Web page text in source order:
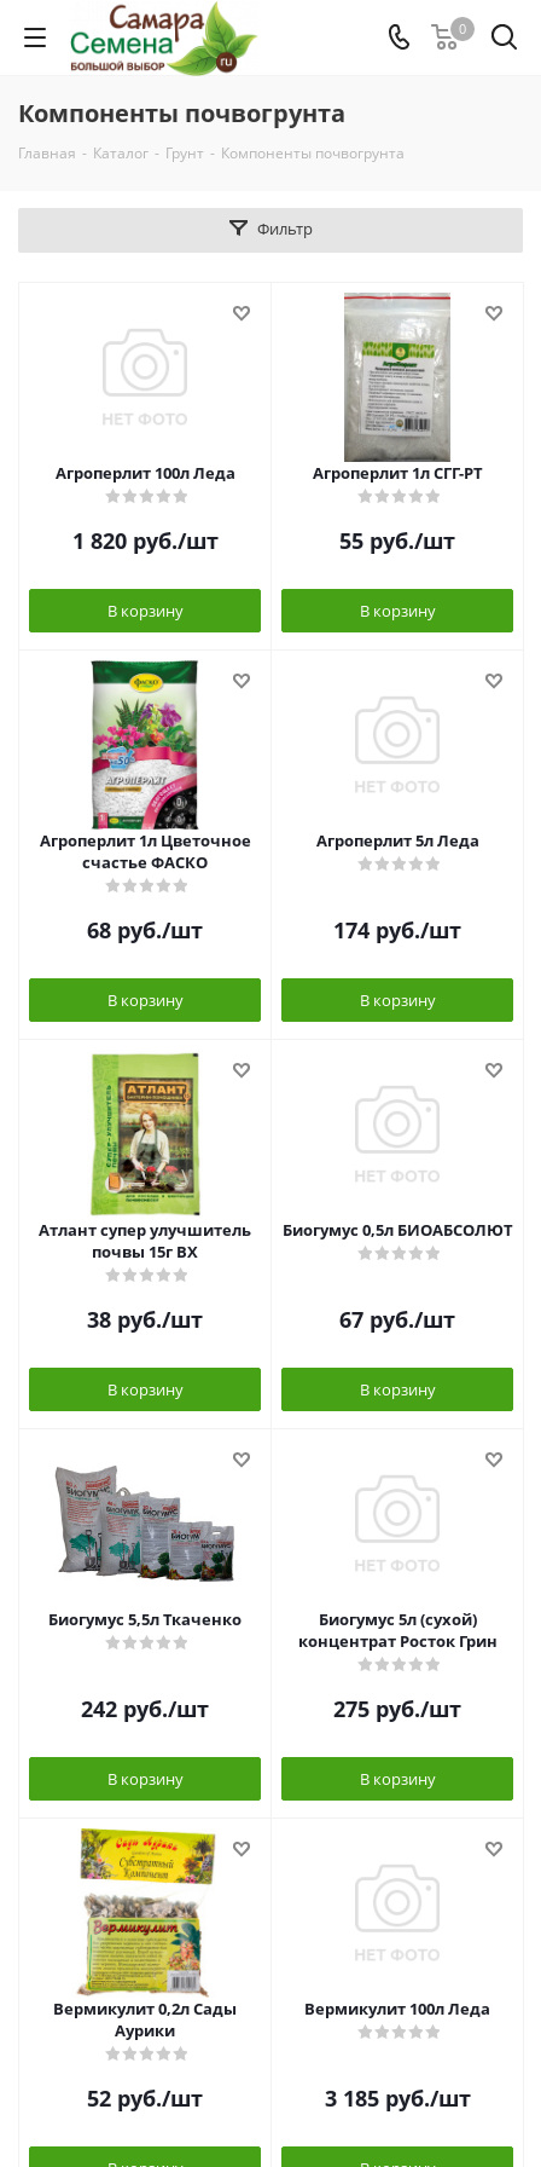
0
Компоненты почвогрунта
Главная - Каталог - Грунт - Компоненты почвогрунта
Фильтр
Агроперлит 100л Леда
1 820руб./шт
В корзину
Агроперлит 1л СГГ-РТ
55 руб./шт
В корзину
Агроперлит 1л Цветочное
счастье ФАСКО
68 руб./шт
В корзину
Агроперлит 5л Леда
174 руб./шт
В корзину
Атлант супер улучшитель
почвы 15г ВХ
38 руб./шт
В корзину
Биогумус 0,5л БИОАБСОЛЮТ
67 руб./шт
В корзину
Биогумус 5,5л Ткаченко
242 руб./шт
В корзину
Биогумус 5л (сухой)
концентрат Росток Грин
275 руб./шт
В корзину
Вермикулит 0,2л Сады
Аурики
52 руб./шт
Вермикулит 100л Леда
3 185руб./шт